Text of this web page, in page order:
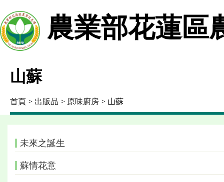
農業部花蓮區
山蘇
首頁 > 出版品 > 原味廚房 > 山蘇
未來之誕生
蘇情花意